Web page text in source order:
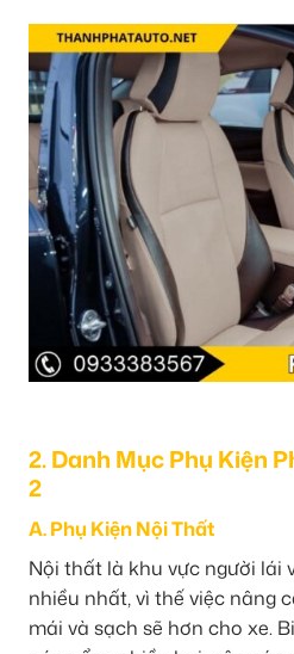
2. Danh Mục Phụ Kiện
2
A. Phụ Kiện Nội Thất
Nội thất là khu vực người lái
nhiều nhất, vì thế việc nâng
mái và sạch sẽ hơn cho xe.